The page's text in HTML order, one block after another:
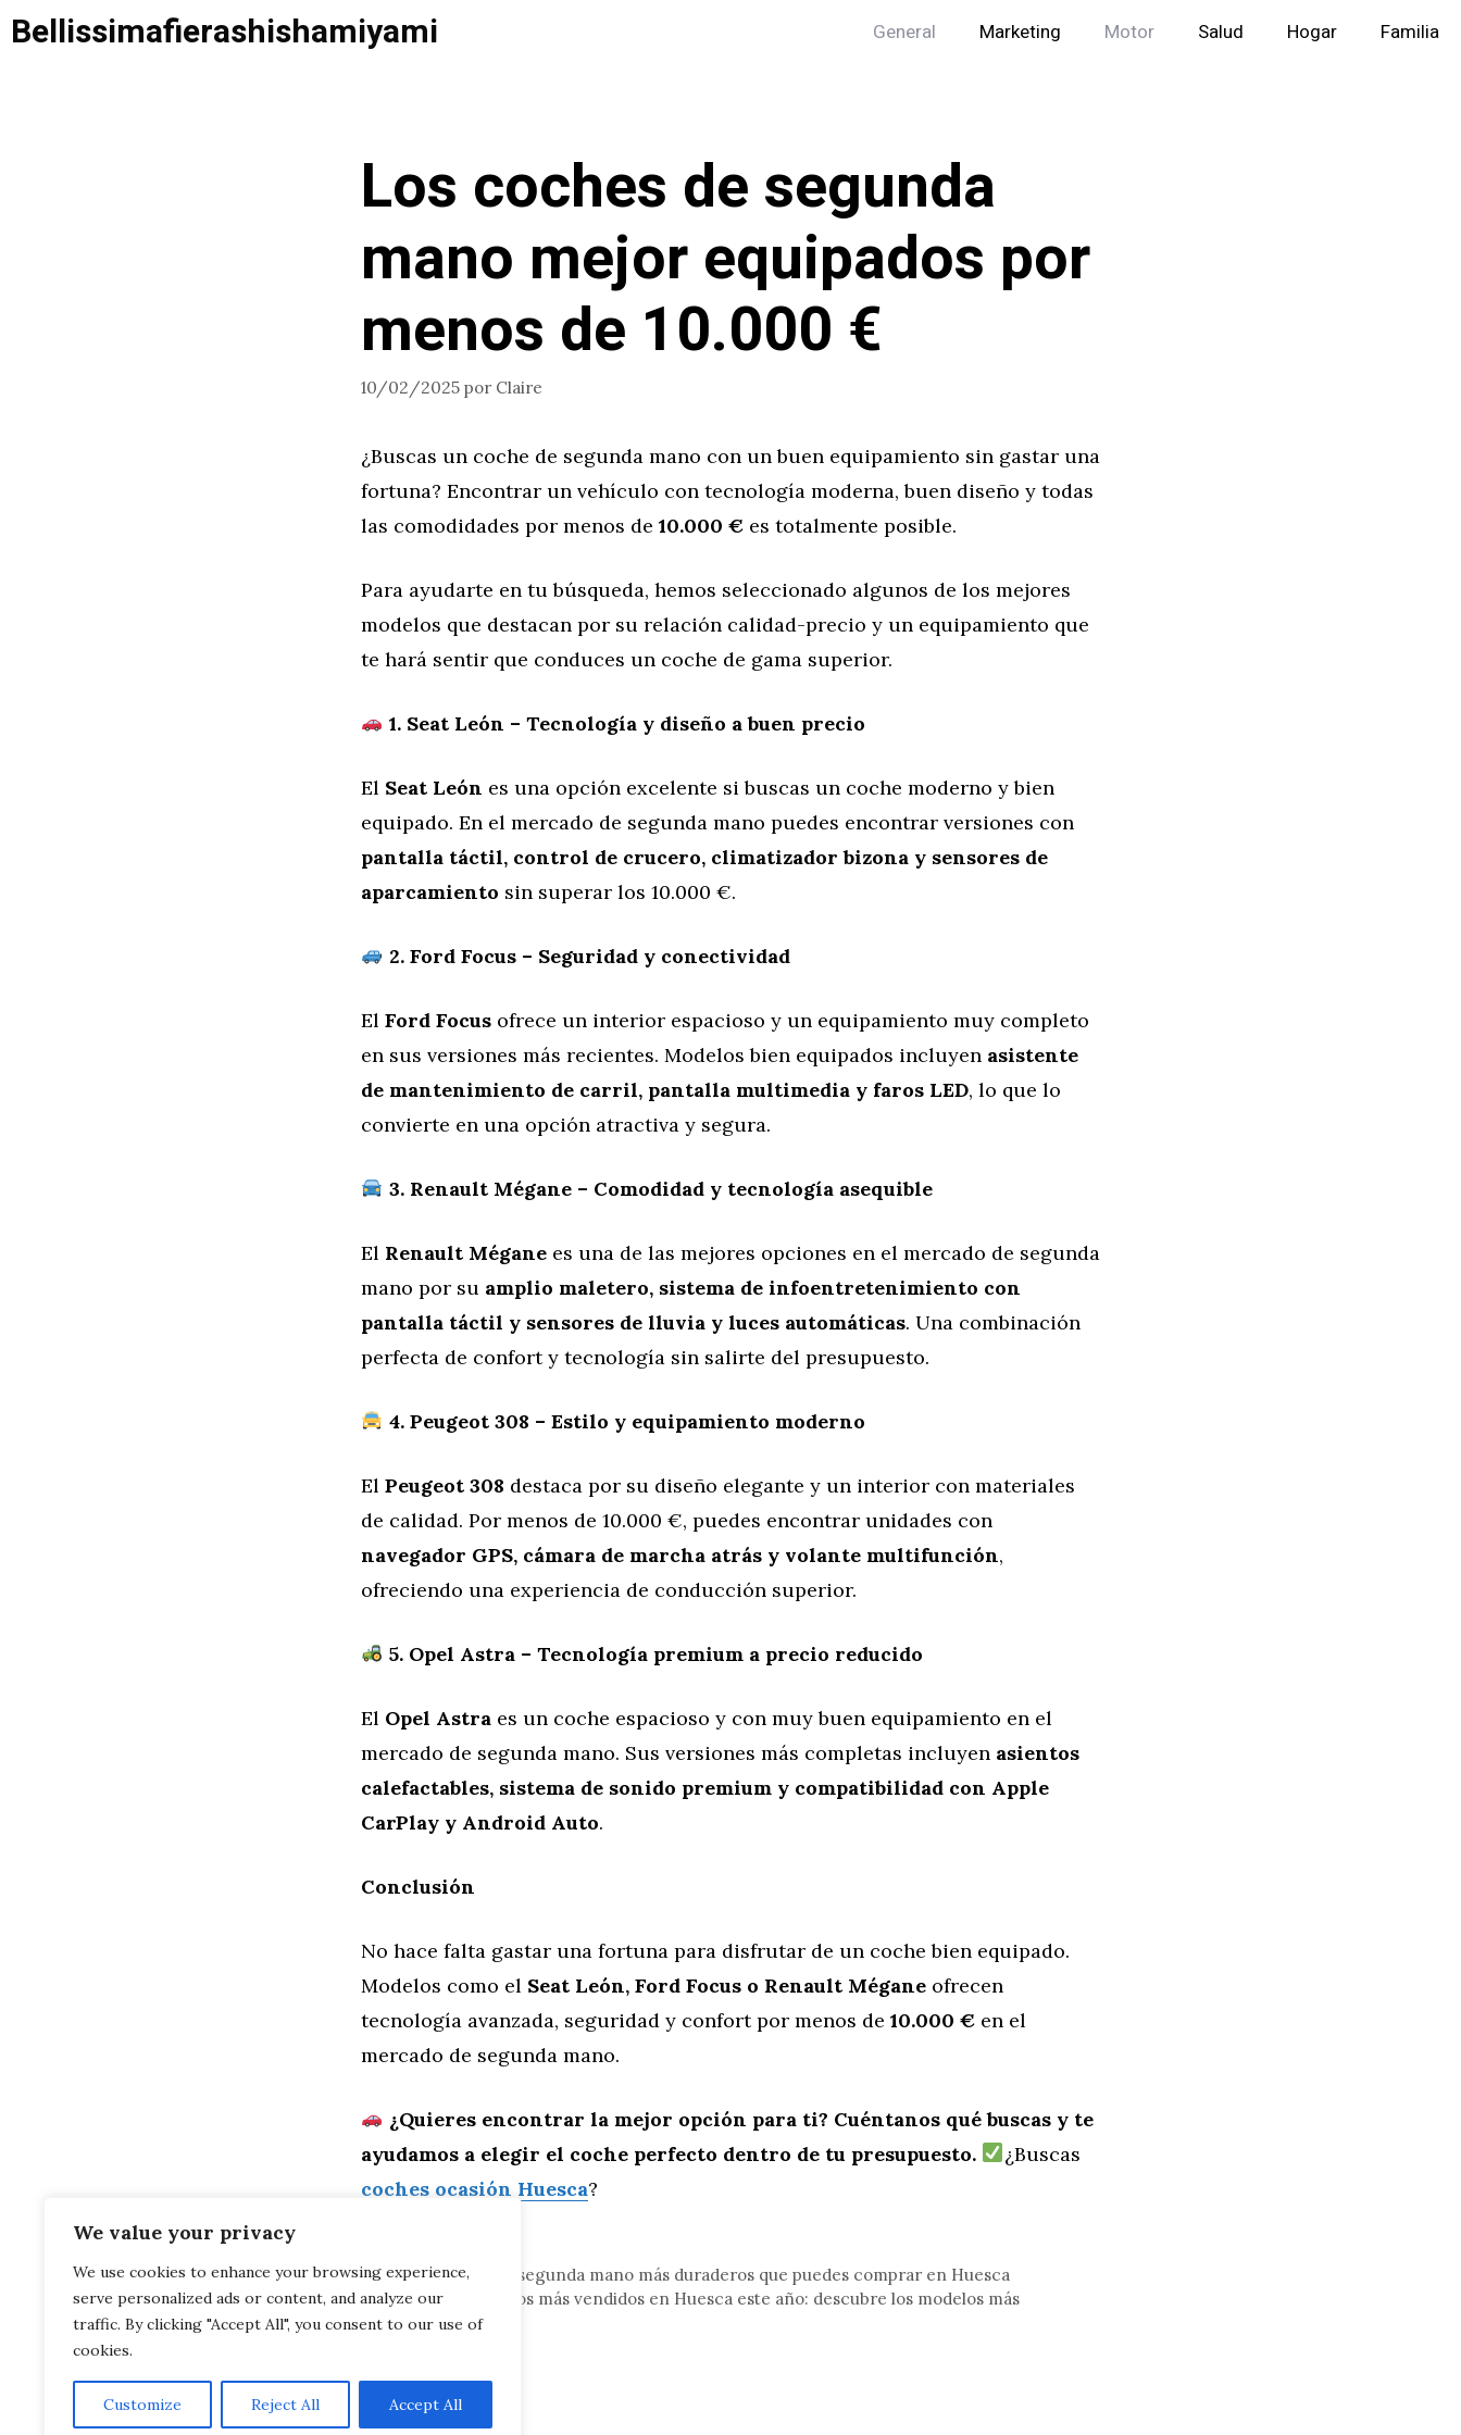
We value your privacy
We use cookies to enhance your browsing experience,
serve personalized ads or content, and analyze our
traffic. By clicking "Accept All", you consent to our use of
cookies.
Customize Reject All Accept All
Saltar
alBellissimafierashishamiyami General Marketing Motor Salud Hogar Familia
Los coches de segunda
mano mejor equipados por
menos de 10.000 €
10/02/2025 por Claire
¿Buscas un coche de segunda mano con un buen equipamiento sin gastar una
fortuna? Encontrar un vehículo con tecnología moderna, buen diseño y todas
las comodidades por menos de 10.000 € es totalmente posible.
Para ayudarte en tu búsqueda, hemos seleccionado algunos de los mejores
modelos que destacan por su relación calidad-precio y un equipamiento que
te hará sentir que conduces un coche de gama superior.
1. Seat León – Tecnología y diseño a buen precio
El Seat León es una opción excelente si buscas un coche moderno y bien
equipado. En el mercado de segunda mano puedes encontrar versiones con
pantalla táctil, control de crucero, climatizador bizona y sensores de
aparcamiento sin superar los 10.000 €.
2. Ford Focus – Seguridad y conectividad
El Ford Focus ofrece un interior espacioso y un equipamiento muy completo
en sus versiones más recientes. Modelos bien equipados incluyen asistente
de mantenimiento de carril, pantalla multimedia y faros LED, lo que lo
convierte en una opción atractiva y segura.
3. Renault Mégane – Comodidad y tecnología asequible
El Renault Mégane es una de las mejores opciones en el mercado de segunda
mano por su amplio maletero, sistema de infoentretenimiento con
pantalla táctil y sensores de lluvia y luces automáticas. Una combinación
perfecta de confort y tecnología sin salirte del presupuesto.
4. Peugeot 308 – Estilo y equipamiento moderno
El Peugeot 308 destaca por su diseño elegante y un interior con materiales
de calidad. Por menos de 10.000 €, puedes encontrar unidades con
navegador GPS, cámara de marcha atrás y volante multifunción,
ofreciendo una experiencia de conducción superior.
5. Opel Astra – Tecnología premium a precio reducido
El Opel Astra es un coche espacioso y con muy buen equipamiento en el
mercado de segunda mano. Sus versiones más completas incluyen asientos
calefactables, sistema de sonido premium y compatibilidad con Apple
CarPlay y Android Auto.
Conclusión
No hace falta gastar una fortuna para disfrutar de un coche bien equipado.
Modelos como el Seat León, Ford Focus o Renault Mégane ofrecen
tecnología avanzada, seguridad y confort por menos de 10.000 € en el
mercado de segunda mano.
¿Quieres encontrar la mejor opción para ti? Cuéntanos qué buscas y te
ayudamos a elegir el coche perfecto dentro de tu presupuesto.
¿Buscas
coches ocasión Huesca?
Los 5 coches de segunda mano más duraderos que puedes comprar en Huesca
Los coches usados más vendidos en Huesca este año: descubre los modelos más
demandados